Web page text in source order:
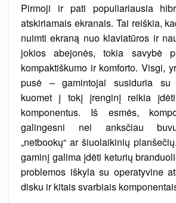
Pirmoji ir pati populiariausia
atskiriamais ekranais. Tai reiškia,
nuimti ekraną nuo klaviatūros ir
jokios abejonės, tokia savybė
kompaktiškumo ir komforto. Visgi,
pusė – gamintojai susiduria su
kuomet į tokį įrenginį reikia
komponentus. Iš esmės,
galingesni nei anksčiau
„netbookų“ ar šiuolaikinių
gaminį galima įdėti keturių
problemos iškyla su operatyvine
disku ir kitais svarbiais